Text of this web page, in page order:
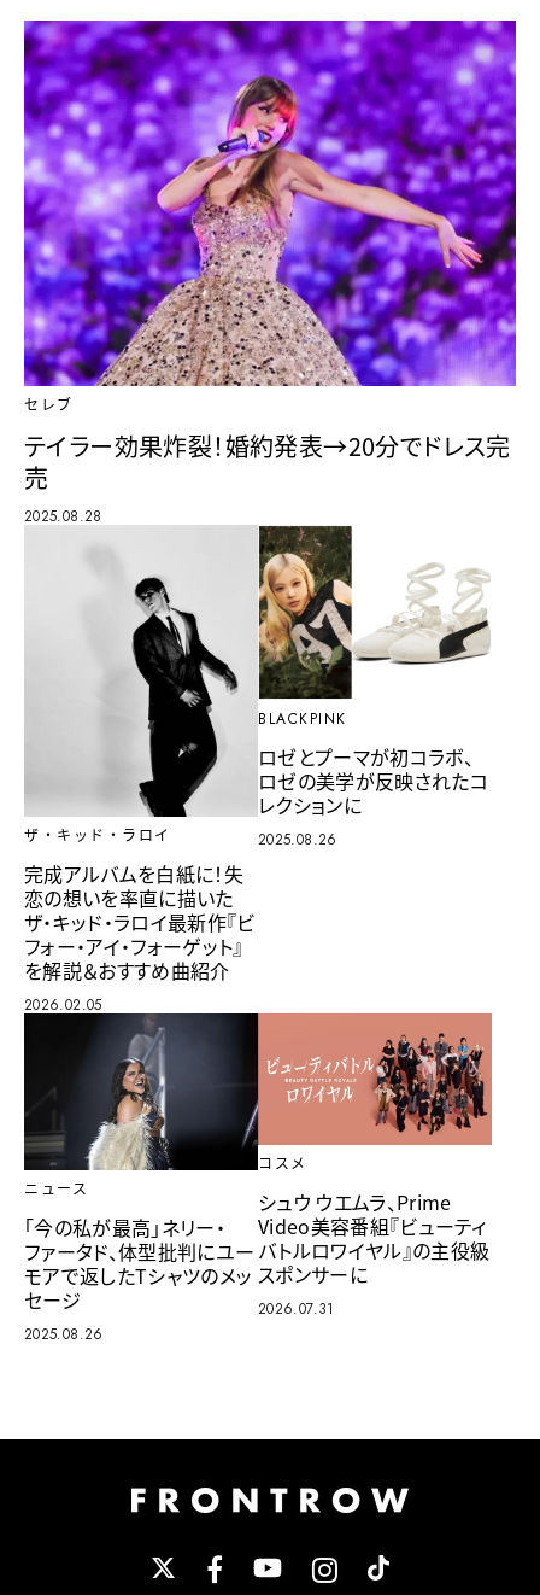
セレブ
テイラー効果炸裂！婚約発表→20分でドレス完
売
2025.08.28
ザ・キッド・ラロイ
完成アルバムを白紙に！失
恋の想いを率直に描いた
ザ・キッド・ラロイ最新作『ビ
フォー・アイ・フォーゲット』
を解説＆おすすめ曲紹介
2026.02.05
BLACKPINK
ロゼとプーマが初コラボ、
ロゼの美学が反映されたコ
レクションに
2025.08.26
ニュース
「今の私が最高」ネリー・
ファータド、体型批判にユー
モアで返したTシャツのメッ
セージ
2025.08.26
コスメ
シュウ ウエムラ、Prime
Video美容番組『ビューティ
バトルロワイヤル』の主役級
スポンサーに
2026.07.31